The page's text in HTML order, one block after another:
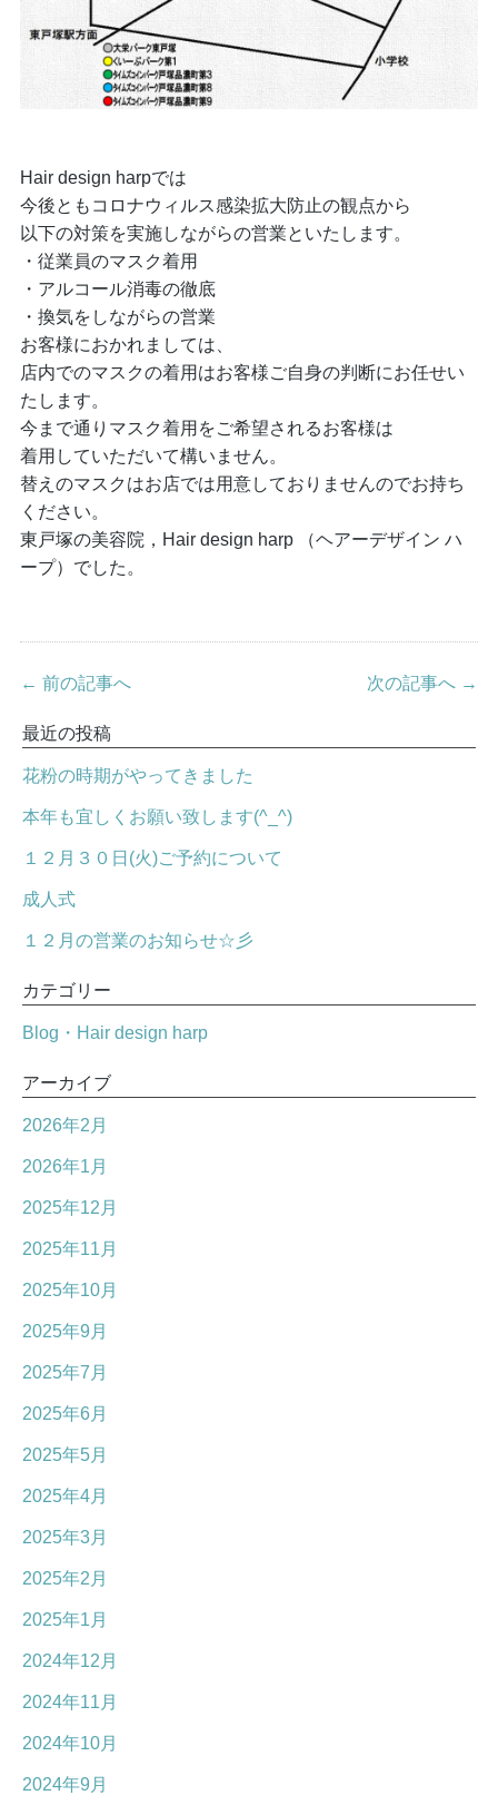
Hair design harpでは
今後ともコロナウィルス感染拡大防止の観点から
以下の対策を実施しながらの営業といたします。
・従業員のマスク着用
・アルコール消毒の徹底
・換気をしながらの営業
お客様におかれましては、
店内でのマスクの着用はお客様ご自身の判断にお任せい
たします。
今まで通りマスク着用をご希望されるお客様は
着用していただいて構いません。
替えのマスクはお店では用意しておりませんのでお持ち
ください。
東戸塚の美容院，Hair design harp （ヘアーデザイン ハ
ープ）でした。
← 前の記事へ 次の記事へ →
最近の投稿
花粉の時期がやってきました
本年も宜しくお願い致します(^_^)
１２月３０日(火)ご予約について
成人式
１２月の営業のお知らせ☆彡
カテゴリー
Blog・Hair design harp
アーカイブ
2026年2月
2026年1月
2025年12月
2025年11月
2025年10月
2025年9月
2025年7月
2025年6月
2025年5月
2025年4月
2025年3月
2025年2月
2025年1月
2024年12月
2024年11月
2024年10月
2024年9月